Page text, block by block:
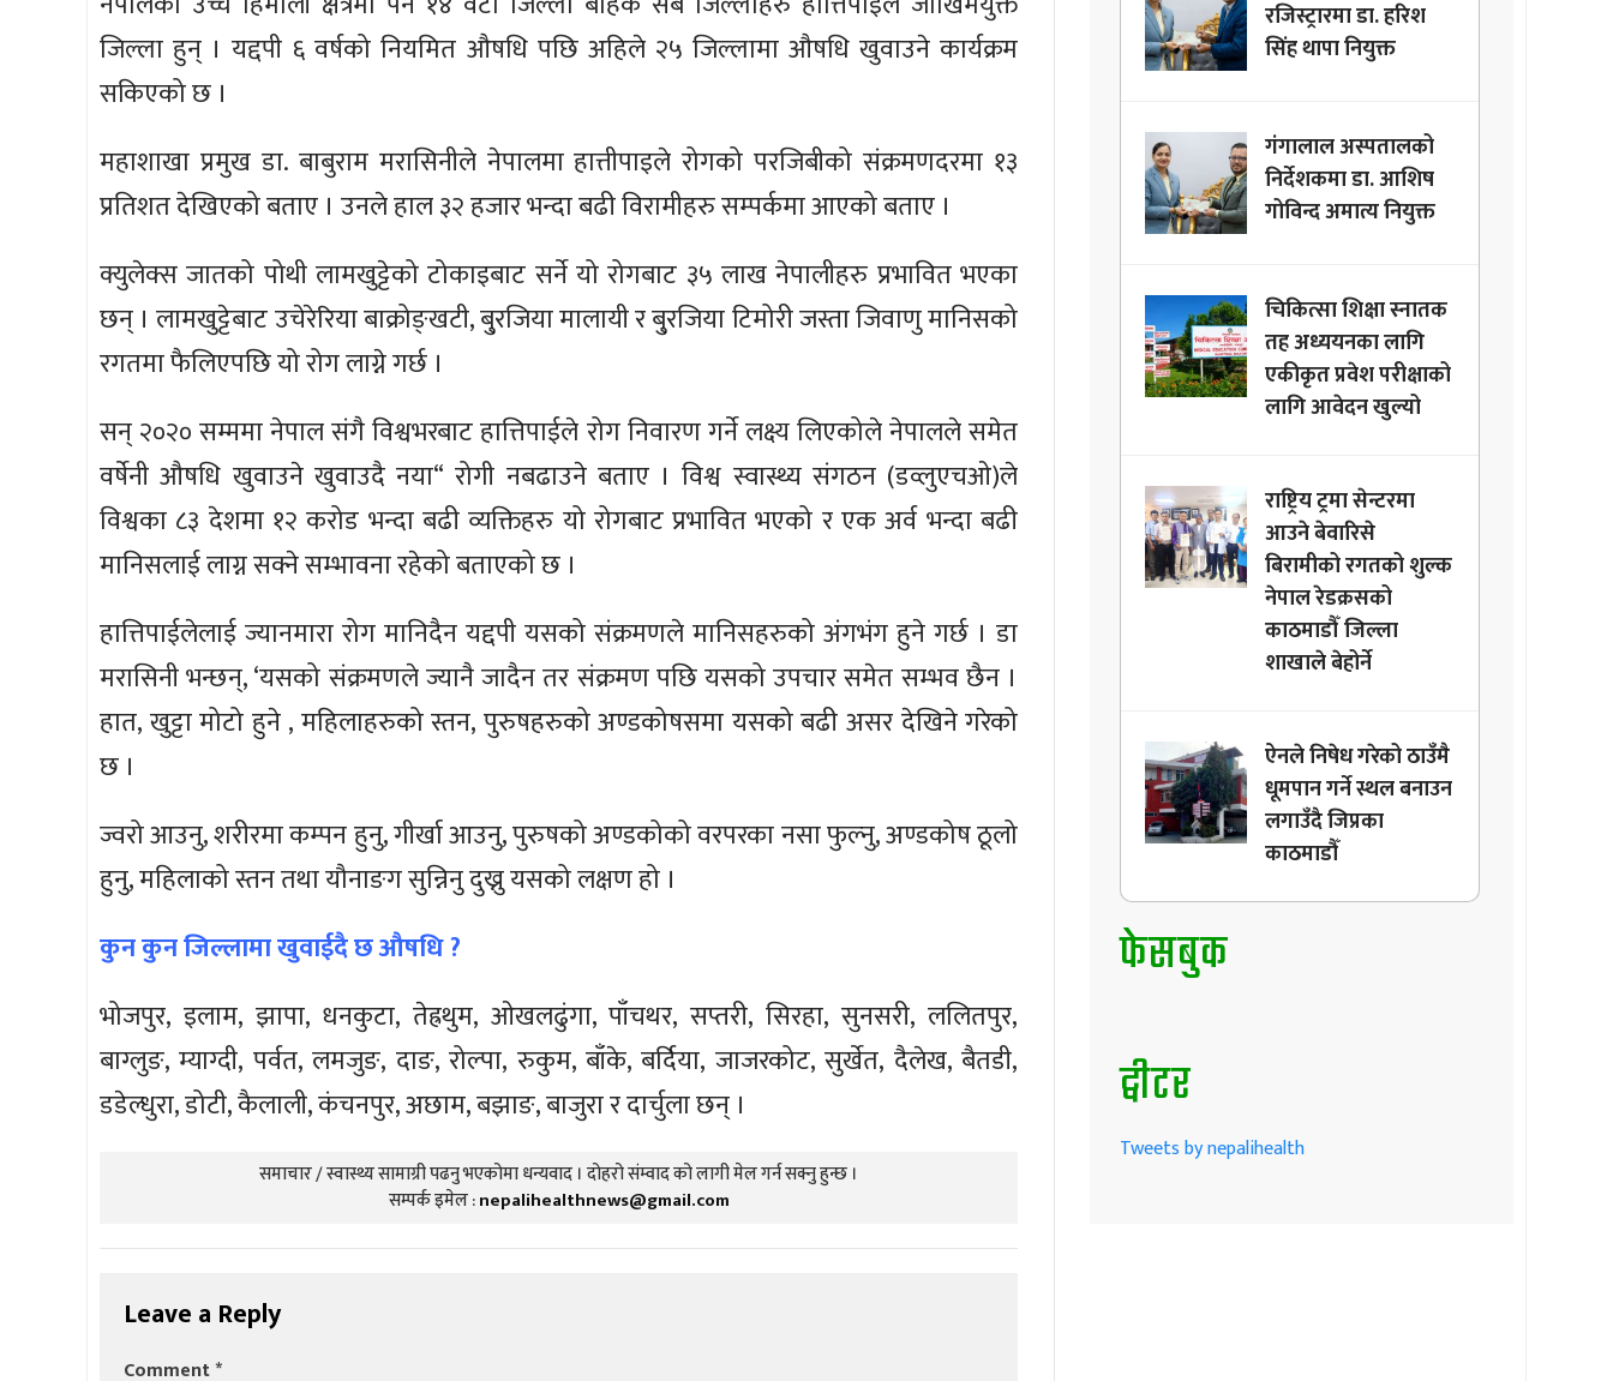
जिल्ला हुन् । यद्दपी ६ वर्षको नियमित औषधि पछि अहिले २५ जिल्लामा औषधि खुवाउने कार्यक्रम
सकिएको छ ।
महाशाखा प्रमुख डा. बाबुराम मरासिनीले नेपालमा हात्तीपाइले रोगको परजिबीको संक्रमणदरमा १३
प्रतिशत देखिएको बताए । उनले हाल ३२ हजार भन्दा बढी विरामीहरु सम्पर्कमा आएको बताए ।
क्युलेक्स जातको पोथी लामखुट्टेको टोकाइबाट सर्ने यो रोगबाट ३५ लाख नेपालीहरु प्रभावित भएका
छन् । लामखुट्टेबाट उचेरेरिया बाक्रोङ्खटी, बु्रजिया मालायी र बु्रजिया टिमोरी जस्ता जिवाणु मानिसको
रगतमा फैलिएपछि यो रोग लाग्ने गर्छ ।
सन् २०२० सम्ममा नेपाल संगै विश्वभरबाट हात्तिपाईले रोग निवारण गर्ने लक्ष्य लिएकोले नेपालले समेत
वर्षेनी औषधि खुवाउने खुवाउदै नया“ रोगी नबढाउने बताए । विश्व स्वास्थ्य संगठन (डव्लुएचओ)ले
विश्वका ८३ देशमा १२ करोड भन्दा बढी व्यक्तिहरु यो रोगबाट प्रभावित भएको र एक अर्व भन्दा बढी
मानिसलाई लाग्न सक्ने सम्भावना रहेको बताएको छ ।
हात्तिपाईलेलाई ज्यानमारा रोग मानिदैन यद्दपी यसको संक्रमणले मानिसहरुको अंगभंग हुने गर्छ । डा
मरासिनी भन्छन्, ‘यसको संक्रमणले ज्यानै जादैन तर संक्रमण पछि यसको उपचार समेत सम्भव छैन ।
हात, खुट्टा मोटो हुने , महिलाहरुको स्तन, पुरुषहरुको अण्डकोषसमा यसको बढी असर देखिने गरेको
छ ।
ज्वरो आउनु, शरीरमा कम्पन हुनु, गीर्खा आउनु, पुरुषको अण्डकोको वरपरका नसा फुल्नु, अण्डकोष ठूलो
हुनु, महिलाको स्तन तथा यौनाङग सुन्निनु दुख्नु यसको लक्षण हो ।
कुन कुन जिल्लामा खुवाईदै छ औषधि ?
भोजपुर, इलाम, झापा, धनकुटा, तेह्रथुम, ओखलढुंगा, पाँचथर, सप्तरी, सिरहा, सुनसरी, ललितपुर,
बाग्लुङ, म्याग्दी, पर्वत, लमजुङ, दाङ, रोल्पा, रुकुम, बाँके, बर्दिया, जाजरकोट, सुर्खेत, दैलेख, बैतडी,
डडेल्धुरा, डोटी, कैलाली, कंचनपुर, अछाम, बझाङ, बाजुरा र दार्चुला छन् ।
समाचार / स्वास्थ्य सामाग्री पढनु भएकोमा धन्यवाद । दोहरो संम्वाद को लागी मेल गर्न सक्नु हुन्छ ।
सम्पर्क इमेल :nepalihealthnews@gmail.com
Leave a Reply
Comment*
रजिस्ट्रारमा डा. हरिश
सिंह थापा नियुक्त
गंगालाल अस्पतालको
निर्देशकमा डा. आशिष
गोविन्द अमात्य नियुक्त
चिकित्सा शिक्षा स्नातक
तह अध्ययनका लागि
एकीकृत प्रवेश परीक्षाको
लागि आवेदन खुल्यो
राष्ट्रिय ट्रमा सेन्टरमा
आउने बेवारिसे
बिरामीको रगतको शुल्क
नेपाल रेडक्रसको
काठमाडौँ जिल्ला
शाखाले बेहोर्ने
ऐनले निषेध गरेको ठाउँमै
धूमपान गर्ने स्थल बनाउन
लगाउँदै जिप्रका
काठमाडौँ
फेसबुक
ट्वीटर
Tweets by nepalihealth